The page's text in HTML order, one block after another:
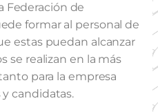
Federación de
formar al personal de
estas puedan alcanzar
se realizan en la más
para la empresa
candidatas.